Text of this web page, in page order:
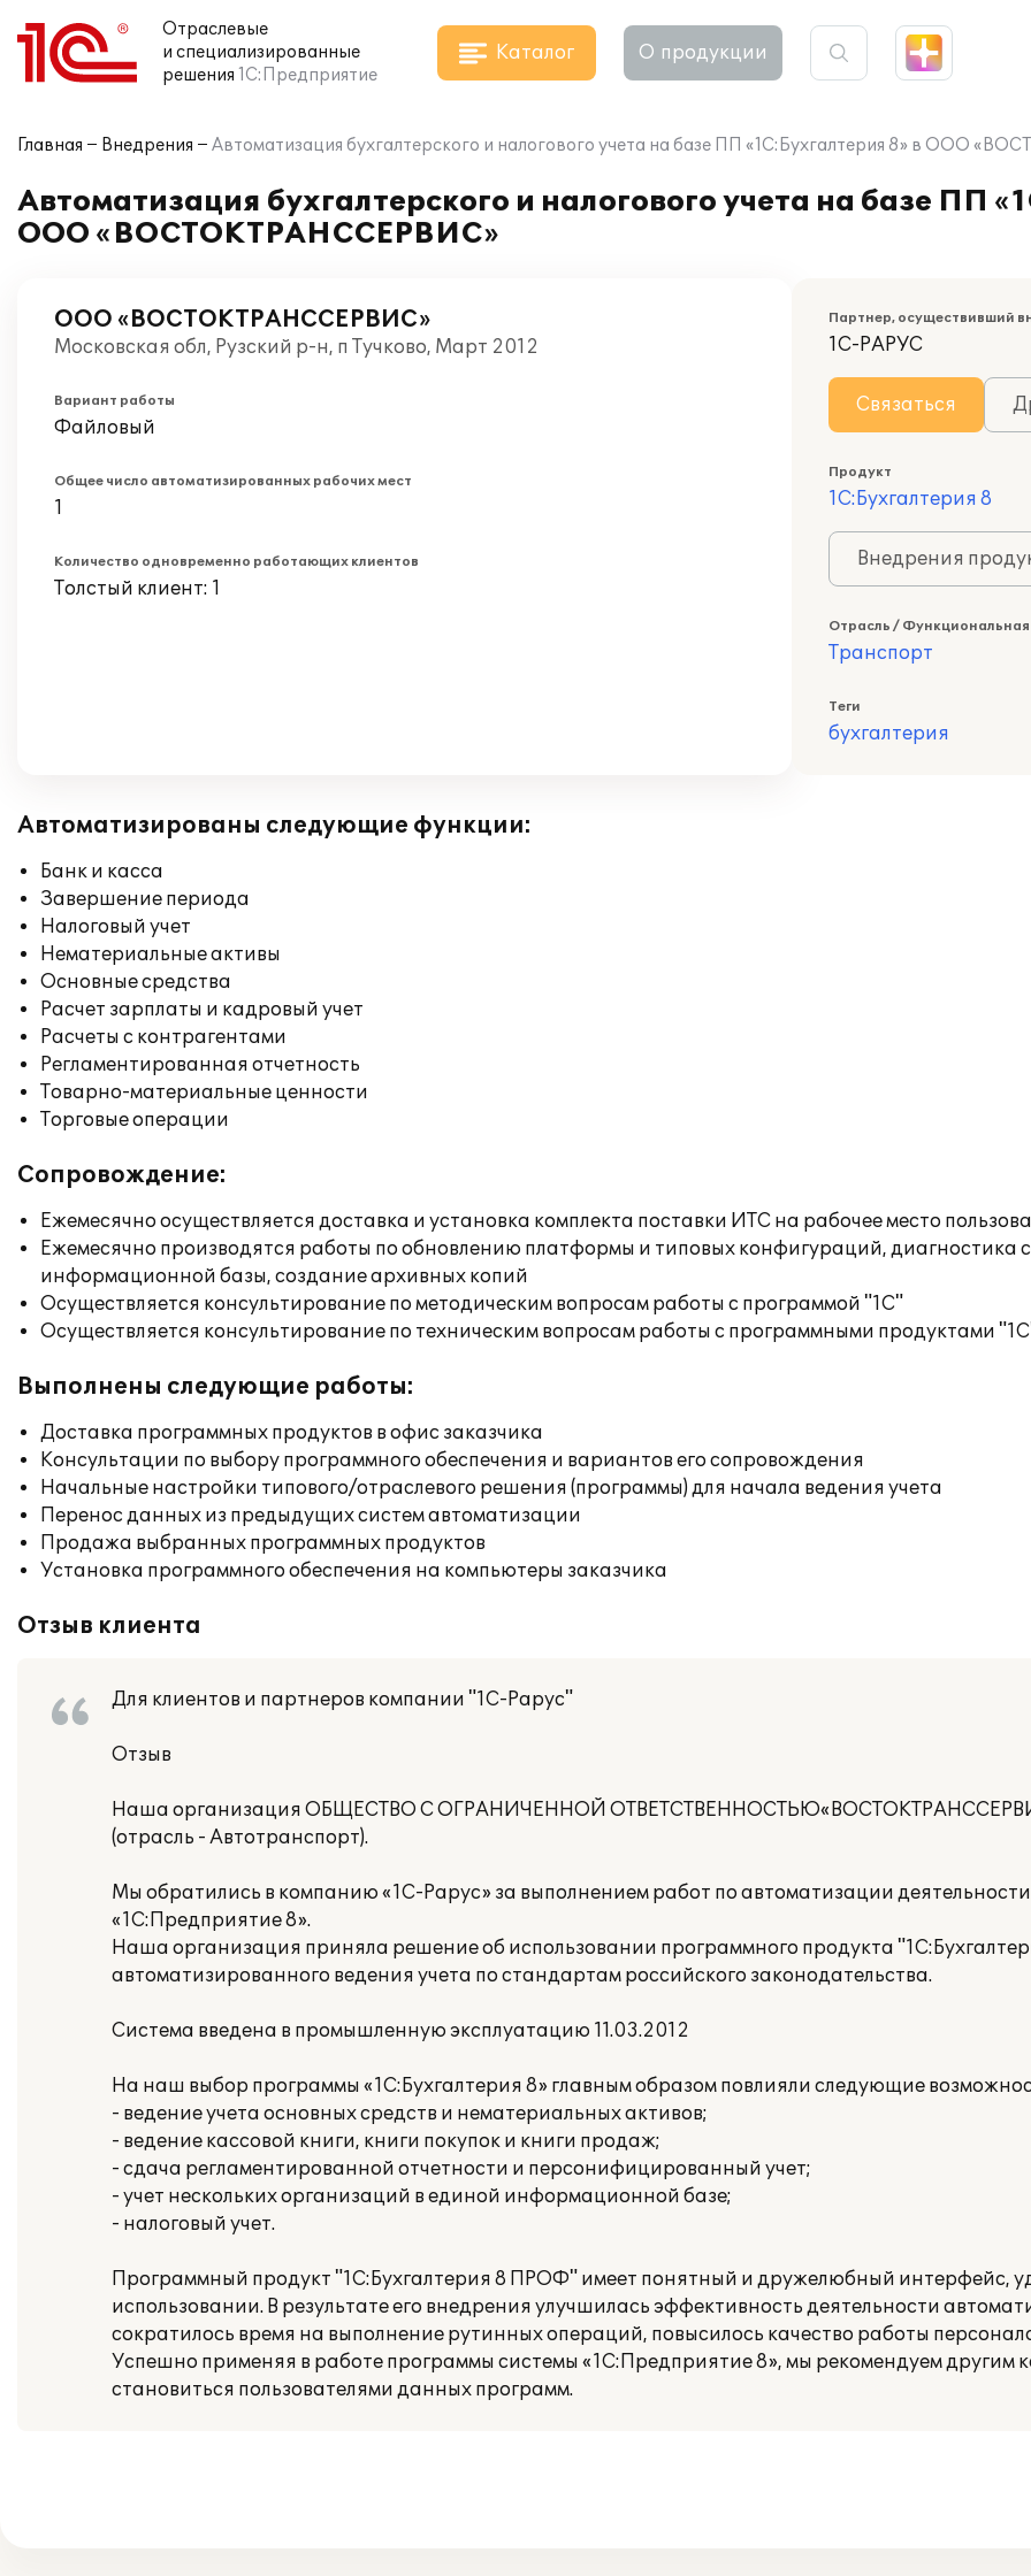
Отраслевые
и специализированные
решения 1С:Предприятие
Каталог О продукции
Главная Внедрения Автоматизация бухгалтерского и налогового учета на базе ПП «1С:Бухгалтерия 8» в ООО
Автоматизация бухгалтерского и налогового учета на базе ПП
ООО «ВОСТОКТРАНССЕРВИС»
ООО «ВОСТОКТРАНССЕРВИС»
Московская обл, Рузский р-н, п Тучково, Март 2012
Вариант работы
Файловый
Общее число автоматизированных рабочих мест
1
Количество одновременно работающих клиентов
Толстый клиент: 1
Партнер, осуществивший
1С-РАРУС
Связаться
Продукт
1С:Бухгалтерия 8
Внедрения
Отрасль / Функциональная
Транспорт
Теги
бухгалтерия
Автоматизированы следующие функции:
Банк и касса
Завершение периода
Налоговый учет
Нематериальные активы
Основные средства
Расчет зарплаты и кадровый учет
Расчеты с контрагентами
Регламентированная отчетность
Товарно-материальные ценности
Торговые операции
Сопровождение:
Ежемесячно осуществляется доставка и установка комплекта поставки ИТС на рабочее место
Ежемесячно производятся работы по обновлению платформы и типовых конфигураций, диагностика
информационной базы, создание архивных копий
Осуществляется консультирование по методическим вопросам работы с программой "1С"
Осуществляется консультирование по техническим вопросам работы с программными продуктами
Выполнены следующие работы:
Доставка программных продуктов в офис заказчика
Консультации по выбору программного обеспечения и вариантов его сопровождения
Начальные настройки типового/отраслевого решения (программы) для начала ведения учета
Перенос данных из предыдущих систем автоматизации
Продажа выбранных программных продуктов
Установка программного обеспечения на компьютеры заказчика
Отзыв клиента
Для клиентов и партнеров компании "1С-Рарус"
Отзыв
Наша организация ОБЩЕСТВО С ОГРАНИЧЕННОЙ
(отрасль - Автотранспорт).
Мы обратились в компанию «1С-Рарус» за выполнением работ по автоматизации
«1С:Предприятие 8».
Наша организация приняла решение об использовании программного продукта
автоматизированного ведения учета по стандартам российского законодательства.
Система введена в промышленную эксплуатацию 11.03.2012
На наш выбор программы «1С:Бухгалтерия 8» главным образом повлияли следующие
- ведение учета основных средств и нематериальных активов;
- ведение кассовой книги, книги покупок и книги продаж;
- сдача регламентированной отчетности и персонифицированный учет;
- учет нескольких организаций в единой информационной базе;
- налоговый учет.
Программный продукт "1С:Бухгалтерия 8 ПРОФ" имеет понятный и дружелюбный интерфейс,
использовании. В результате его внедрения улучшилась эффективность деятельности
сократилось время на выполнение рутинных операций, повысилось качество работы
Успешно применяя в работе программы системы «1С:Предприятие 8», мы рекомендуем другим
становиться пользователями данных программ.